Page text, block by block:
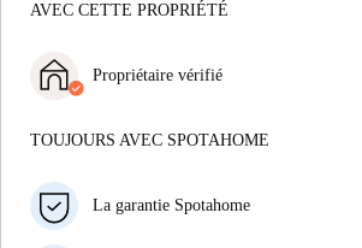
AVEC CETTE PROPRIÉTÉ
Propriétaire vérifié
Plus d'informations sur ce propriétaire
TOUJOURS AVEC SPOTAHOME
La garantie Spotahome